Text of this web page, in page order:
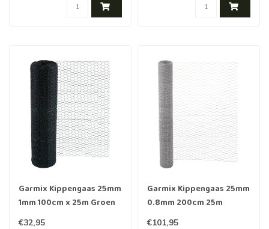
Garmix Kippengaas 25mm
1mm 100cm x 25m Groen
€32,95
Garmix Kippengaas 25mm
0.8mm 200cm 25m
Verzinkt
€101,95